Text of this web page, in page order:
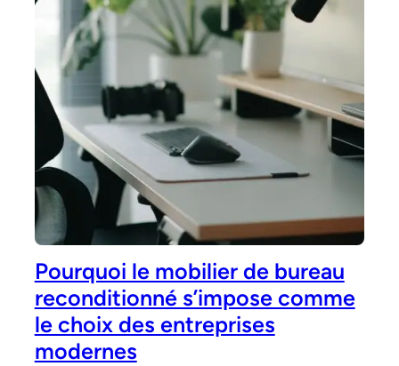
Pourquoi le mobilier de bureau
reconditionné s’impose comme
le choix des entreprises
modernes